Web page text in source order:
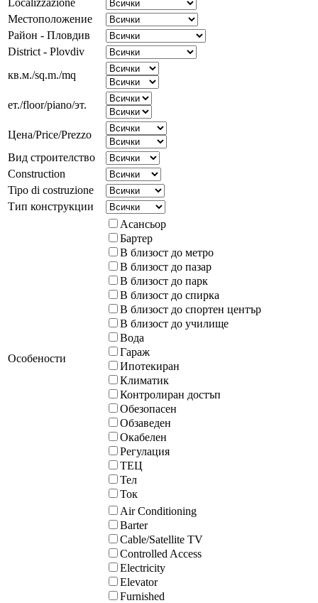
Местоположение
Район - Пловдив
District - Plovdiv
кв.м./sq.m./mq
ет./floor/piano/эт.
Цена/Price/Prezzo
Вид строителство
Construction
Tipo di costruzione
Тип конструкции
Особености
Асансьор
Бартер
В близост до метро
В близост до пазар
В близост до парк
В близост до спирка
В близост до спортен център
В близост до училище
Вода
Гараж
Ипотекиран
Климатик
Контролиран достъп
Обезопасен
Обзаведен
Окабелен
Регулация
ТЕЦ
Тел
Ток
Air Conditioning
Barter
Cable/Satellite TV
Controlled Access
Electricity
Elevator
Furnished